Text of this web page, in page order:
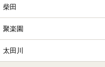
柴田
聚楽園
太田川